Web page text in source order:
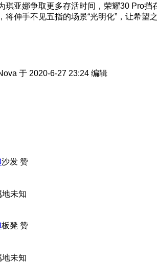
琪亚娜争取更多存活时间，荣耀30 Pro挡
将伸手不见五指的场景“光明化”，让希望
于 2020-6-27 23:24 编辑
沙发 赞
地未知
板凳 赞
地未知